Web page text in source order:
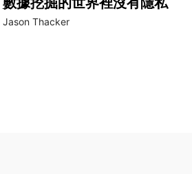
Jason Thacker